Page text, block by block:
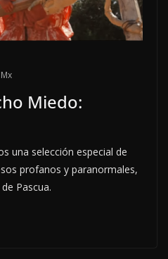
Miedo:
una selección especial de
profanos y paranormales,
Pascua.